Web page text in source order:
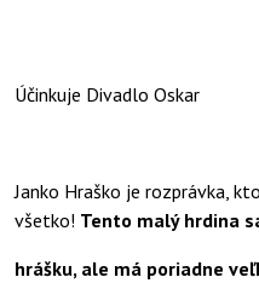
Účinkuje Divadlo Oskar
Janko Hraško je rozprávka,
všetko! Tento malý hrdina
hrášku, ale má poriadne